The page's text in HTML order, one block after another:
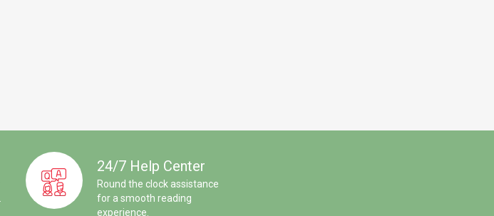
24/7 Help Center
Round the clock assistance
for a smooth reading
experience.